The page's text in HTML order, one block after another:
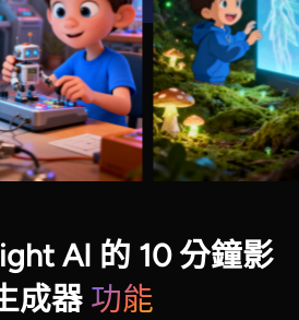
AI 的 10 分鐘影
成器 功能